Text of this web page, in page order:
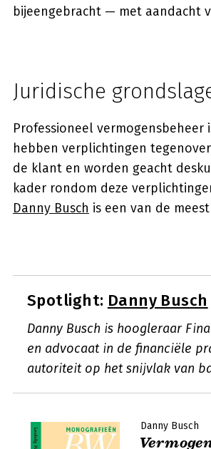
bijeengebracht — met aandacht
Juridische
Professioneel
hebben verplichtingen
de klant en worden geacht
kader rondom deze
Danny Busch is een van de
Spotlight: Danny Busch
Danny Busch is hoogleraar
en advocaat in de financiële
autoriteit op het snijvlak van
Danny Busch